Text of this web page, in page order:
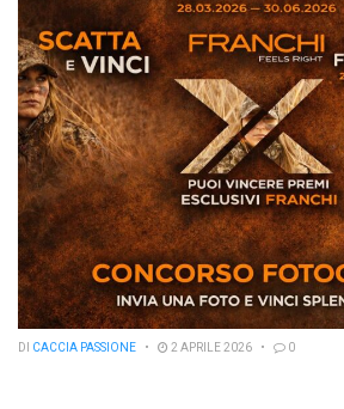
DI CACCIA PASSIONE 2 APRILE 2026 0